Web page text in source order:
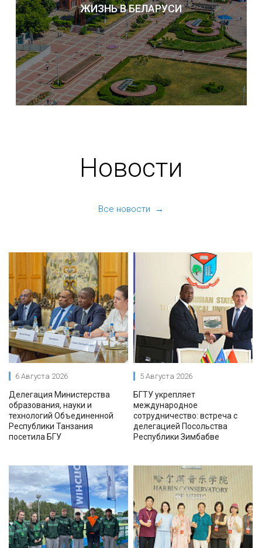
ЖИЗНЬ В БЕЛАРУСИ
Новости
Все новости →
6 Августа 2026
Делегация Министерства
образования, науки и
технологий Объединенной
Республики Танзания
посетила БГУ
5 Августа 2026
БГТУ укрепляет
международное
сотрудничество: встреча с
делегацией Посольства
Республики Зимбабве